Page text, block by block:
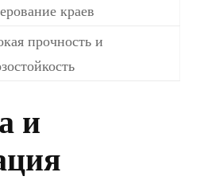
краев
прочность и
и